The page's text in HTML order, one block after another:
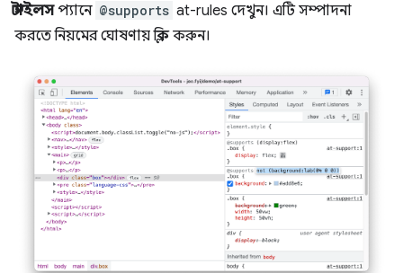
স্টাইলসপ্যানে @supports at-rules দেখুন। এটি সম্পাদনা
করতে নিয়মের ঘোষণায় ক্লিক করুন।